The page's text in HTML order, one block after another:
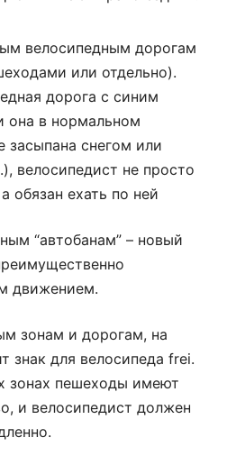
велосипедным дорогам
или отдельно).
дорога с синим
она в нормальном
засыпана снегом или
велосипедист не просто
обязан ехать по ней
“автобанам” – новый
движением.
зонам и дорогам, на
знак для велосипеда frei.
зонах пешеходы имеют
и велосипедист должен